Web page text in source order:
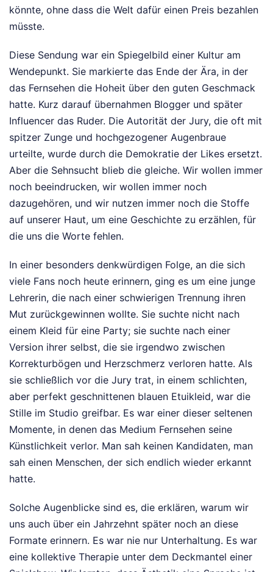
könnte, ohne dass die Welt dafür einen Preis bezahlen
müsste.
Diese Sendung war ein Spiegelbild einer Kultur am
Wendepunkt. Sie markierte das Ende der Ära, in der
das Fernsehen die Hoheit über den guten Geschmack
hatte. Kurz darauf übernahmen Blogger und später
Influencer das Ruder. Die Autorität der Jury, die oft mit
spitzer Zunge und hochgezogener Augenbraue
urteilte, wurde durch die Demokratie der Likes ersetzt.
Aber die Sehnsucht blieb die gleiche. Wir wollen immer
noch beeindrucken, wir wollen immer noch
dazugehören, und wir nutzen immer noch die Stoffe
auf unserer Haut, um eine Geschichte zu erzählen, für
die uns die Worte fehlen.
In einer besonders denkwürdigen Folge, an die sich
viele Fans noch heute erinnern, ging es um eine junge
Lehrerin, die nach einer schwierigen Trennung ihren
Mut zurückgewinnen wollte. Sie suchte nicht nach
einem Kleid für eine Party; sie suchte nach einer
Version ihrer selbst, die sie irgendwo zwischen
Korrekturbögen und Herzschmerz verloren hatte. Als
sie schließlich vor die Jury trat, in einem schlichten,
aber perfekt geschnittenen blauen Etuikleid, war die
Stille im Studio greifbar. Es war einer dieser seltenen
Momente, in denen das Medium Fernsehen seine
Künstlichkeit verlor. Man sah keinen Kandidaten, man
sah einen Menschen, der sich endlich wieder erkannt
hatte.
Solche Augenblicke sind es, die erklären, warum wir
uns auch über ein Jahrzehnt später noch an diese
Formate erinnern. Es war nie nur Unterhaltung. Es war
eine kollektive Therapie unter dem Deckmantel einer